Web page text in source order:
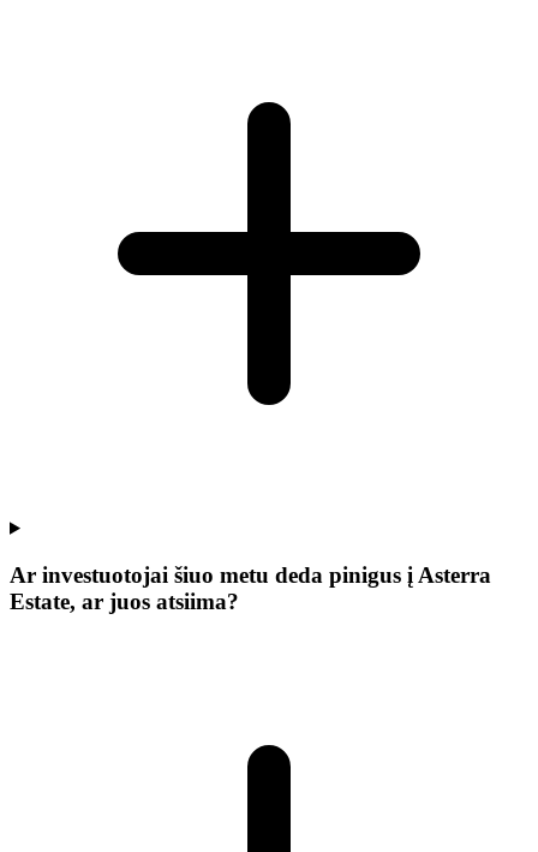
Ar investuotojai šiuo metu deda pinigus į Asterra
Estate, ar juos atsiima?